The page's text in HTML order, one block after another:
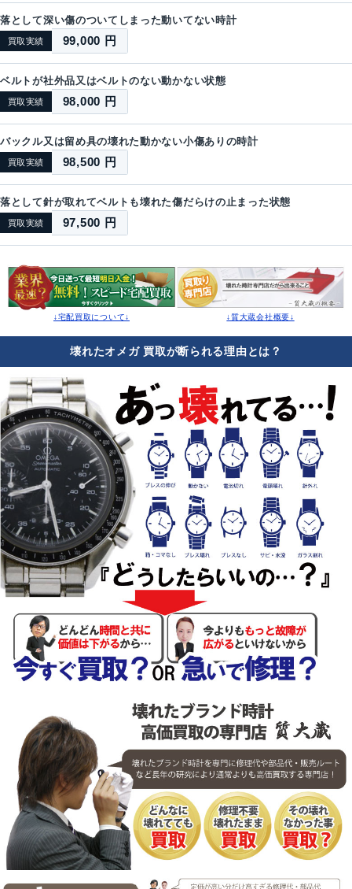
落として深い傷のついてしまった動いてない時計
買取実績 99,000 円
ベルトが社外品又はベルトのない動かない状態
買取実績 98,000 円
バックル又は留め具の壊れた動かない小傷ありの時計
買取実績 98,500 円
落として針が取れてベルトも壊れた傷だらけの止まった状態
買取実績 97,500 円
↓宅配買取について↓ ↓質大蔵会社概要↓
壊れたオメガ 買取が断られる理由とは？